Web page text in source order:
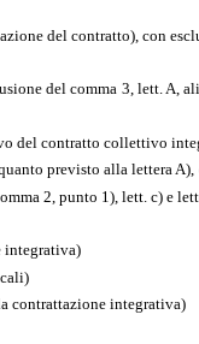
del contratto), con
del comma 3, lett. A,
del contratto collettivo
previsto alla lettera
2, punto 1), lett. c) e
integrativa)
contrattazione integrativa)